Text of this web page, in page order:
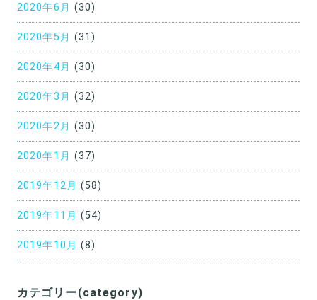
2020年6月 (30)
2020年5月 (31)
2020年4月 (30)
2020年3月 (32)
2020年2月 (30)
2020年1月 (37)
2019年12月 (58)
2019年11月 (54)
2019年10月 (8)
カテゴリー(category)